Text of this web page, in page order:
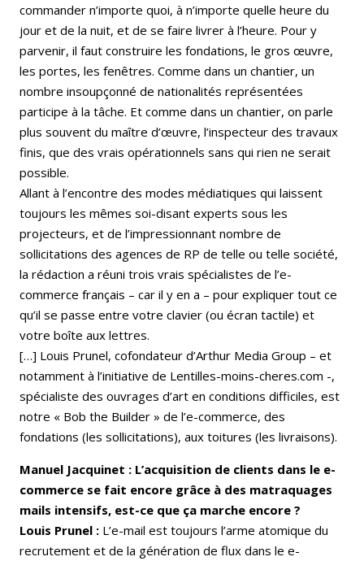
commander n’importe quoi, à n’importe quelle heure du
jour et de la nuit, et de se faire livrer à l’heure. Pour y
parvenir, il faut construire les fondations, le gros œuvre,
les portes, les fenêtres. Comme dans un chantier, un
nombre insoupçonné de nationalités représentées
participe à la tâche. Et comme dans un chantier, on parle
plus souvent du maître d’œuvre, l’inspecteur des travaux
finis, que des vrais opérationnels sans qui rien ne serait
possible.
Allant à l’encontre des modes médiatiques qui laissent
toujours les mêmes soi-disant experts sous les
projecteurs, et de l’impressionnant nombre de
sollicitations des agences de RP de telle ou telle société,
la rédaction a réuni trois vrais spécialistes de l’e-
commerce français – car il y en a – pour expliquer tout ce
qu’il se passe entre votre clavier (ou écran tactile) et
votre boîte aux lettres.
[…] Louis Prunel, cofondateur d’Arthur Media Group – et
notamment à l’initiative de Lentilles-moins-cheres.com -,
spécialiste des ouvrages d’art en conditions difficiles, est
notre « Bob the Builder » de l’e-commerce, des
fondations (les sollicitations), aux toitures (les livraisons).
Manuel Jacquinet : L’acquisition de clients dans le e-
commerce se fait encore grâce à des matraquages
mails intensifs, est-ce que ça marche encore ?
Louis Prunel : L’e-mail est toujours l’arme atomique du
recrutement et de la génération de flux dans le e-